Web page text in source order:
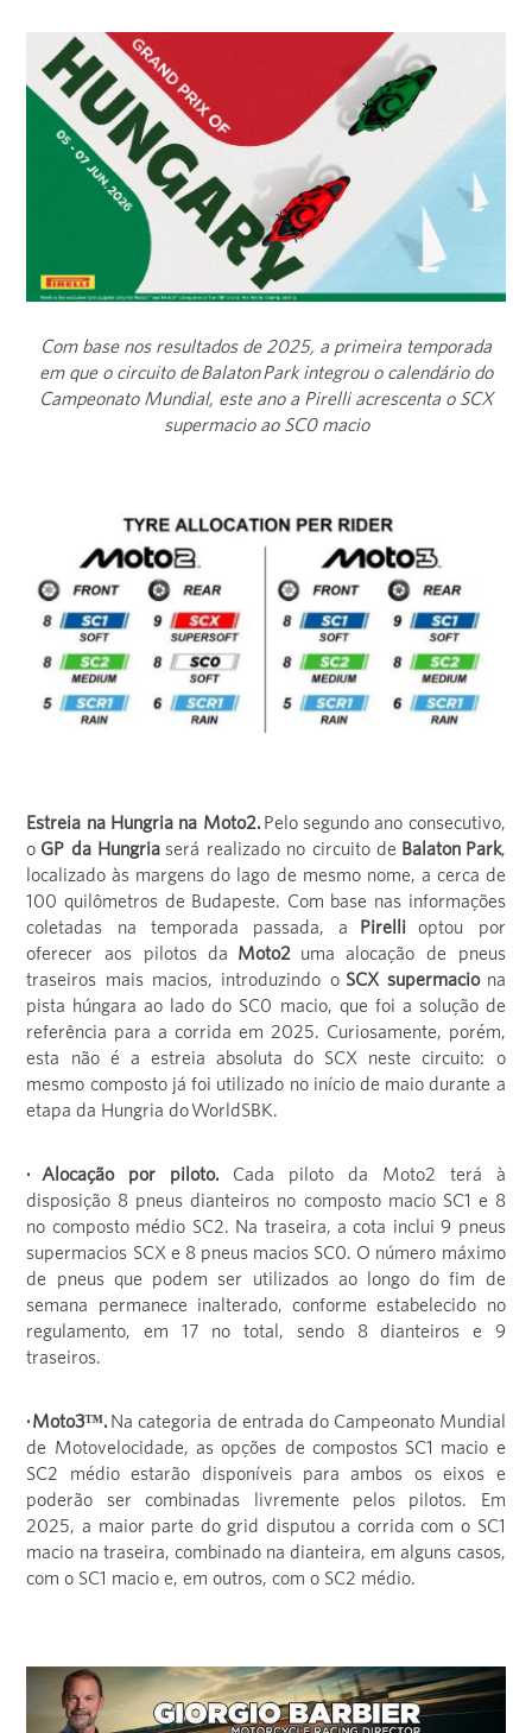
Com base nos resultados de 2025, a primeira temporada
em que o circuito de Balaton Park integrou o calendário do
Campeonato Mundial, este ano a Pirelli acrescenta o SCX
supermacio ao SC0 macio
Estreia na Hungria na Moto2. Pelo segundo ano consecutivo,
o GP da Hungria será realizado no circuito de Balaton Park,
localizado às margens do lago de mesmo nome, a cerca de
100 quilômetros de Budapeste. Com base nas informações
coletadas na temporada passada, a Pirelli optou por
oferecer aos pilotos da Moto2 uma alocação de pneus
traseiros mais macios, introduzindo o SCX supermaciona
pista húngara ao lado do SC0 macio, que foi a solução de
referência para a corrida em 2025. Curiosamente, porém,
esta não é a estreia absoluta do SCX neste circuito: o
mesmo composto já foi utilizado no início de maio durante a
etapa da Hungria do WorldSBK.
· Alocação por piloto. Cada piloto da Moto2 terá à
disposição 8 pneus dianteiros no composto macio SC1 e 8
no composto médio SC2. Na traseira, a cota inclui 9 pneus
supermacios SCX e 8 pneus macios SC0. O número máximo
de pneus que podem ser utilizados ao longo do fim de
semana permanece inalterado, conforme estabelecido no
regulamento, em 17 no total, sendo 8 dianteiros e 9
traseiros.
· Moto3™. Na categoria de entrada do Campeonato Mundial
de Motovelocidade, as opções de compostos SC1 macio e
SC2 médio estarão disponíveis para ambos os eixos e
poderão ser combinadas livremente pelos pilotos. Em
2025, a maior parte do grid disputou a corrida com o SC1
macio na traseira, combinado na dianteira, em alguns casos,
com o SC1 macio e, em outros, com o SC2 médio.